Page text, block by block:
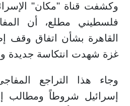
وكشفت قناة "مكان"
فلسطيني مطلع، أن
القاهرة بشأن اتفاق وقف
غزة شهدت انتكاسة جديدة
وجاء هذا التراجع
إسرائيل شروطاً ومطالب